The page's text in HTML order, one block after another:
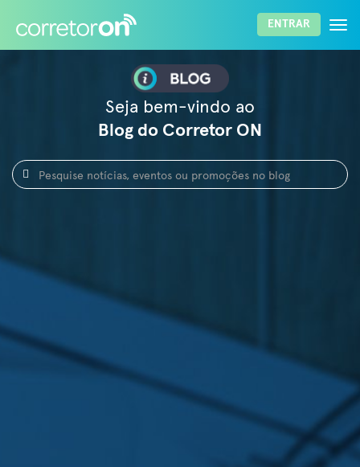
Lembrar senha
Esqueci a senha
ENTRAR
Seja bem-vindo ao
Blog do Corretor ON